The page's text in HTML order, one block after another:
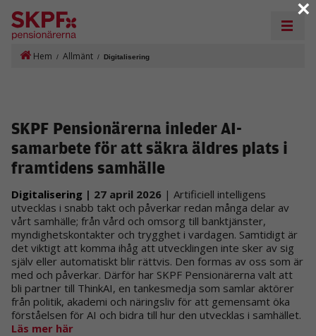
Hem / Allmänt / Digitalisering
SKPF Pensionärerna inleder AI-
samarbete för att säkra äldres plats i
framtidens samhälle
Digitalisering | 27 april 2026 | Artificiell intelligens
utvecklas i snabb takt och påverkar redan många delar av
vårt samhälle; från vård och omsorg till banktjänster,
myndighetskontakter och trygghet i vardagen. Samtidigt är
det viktigt att komma ihåg att utvecklingen inte sker av sig
själv eller automatiskt blir rättvis. Den formas av oss som är
med och påverkar. Därför har SKPF Pensionärerna valt att
bli partner till ThinkAI, en tankesmedja som samlar aktörer
från politik, akademi och näringsliv för att gemensamt öka
förståelsen för AI och bidra till hur den utvecklas i samhället.
Läs mer här
×